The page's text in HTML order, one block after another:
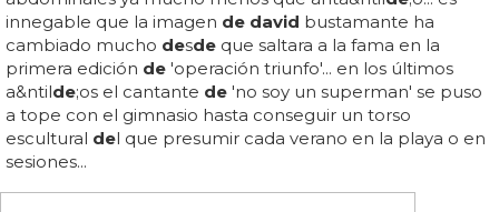
CANTANTES DESNUDOS